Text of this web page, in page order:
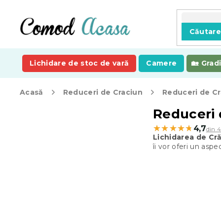
conținut
Căutare
Lichidare de stoc de vară Camere
Acasă Reduceri de Craciun Reduceri de
Reduceri
★★★★★
★★★★★ 4,7din
Lichidarea de
îi vor oferi un